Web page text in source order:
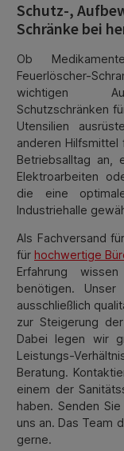
Schutz-,
Schränke bei
Ob
Feuerlöscher-
wichtigen
Schutzschränken
Utensilien
anderen Hilfsmittel
Betriebsalltag an,
Elektroarbeiten
die eine
Industriehalle
Als Fachversand
für hochwertige
Erfahrung
benötigen.
ausschließlich
zur Steigerung
Dabei legen wir
Leistungs-
Beratung.
einem der
haben. Senden
uns an. Das Team
gerne.